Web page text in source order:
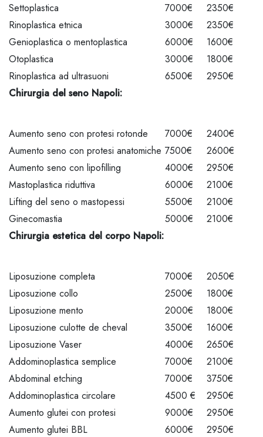
Settoplastica
7000€
2350€
Rinoplastica etnica
3000€
2350€
Genioplastica o mentoplastica
6000€
1600€
Otoplastica
3000€
1800€
Rinoplastica ad ultrasuoni
6500€
2950€
Chirurgia del seno Napoli:
Aumento seno con protesi rotonde 7000€
2400€
Aumento seno con protesi anatomiche 7500€
2600€
Aumento seno con lipofilling
4000€
2950€
Mastoplastica riduttiva
6000€
2100€
Lifting del seno o mastopessi
5500€
2100€
Ginecomastia
5000€
2100€
Chirurgia estetica del corpo Napoli:
Liposuzione completa 7000€
2050€
Liposuzione collo
2500€
1800€
Liposuzione mento
2000€
1800€
Liposuzione culotte de cheval
3500€
1600€
Liposuzione Vaser
4000€
2650€
Addominoplastica semplice
7000€
2100€
Abdominal etching
7000€
3750€
Addominoplastica circolare
4500 €
2950€
Aumento glutei con protesi
9000€
2950€
Aumento glutei BBL
6000€
2950€